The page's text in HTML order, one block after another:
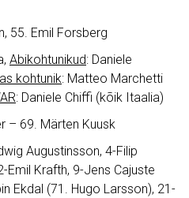
55. Emil Forsberg
Abikohtunikud: Daniele
kohtunik: Matteo Marchetti
: Daniele Chiffi (kõik Itaalia)
– 69. Märten Kuusk
Augustinsson, 4-Filip
Emil Krafth, 9-Jens Cajuste
Ekdal (71. Hugo Larsson), 21-